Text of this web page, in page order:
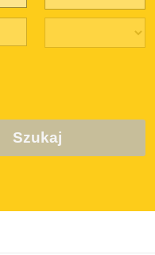
Szukaj